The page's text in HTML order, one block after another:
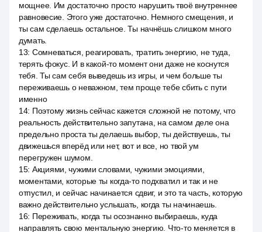
мощнее. Им достаточно просто нарушить твоё внутреннее
равновесие. Этого уже достаточно. Немного смещения, и
ты сам сделаешь остальное. Ты начнёшь слишком много
думать.
13: Сомневаться, реагировать, тратить энергию, не туда,
терять фокус. И в какой-то момент они даже не коснутся
тебя. Ты сам себя выведешь из игры, и чем больше ты
переживаешь о неважном, тем проще тебе сбить с пути
именно
14: Поэтому жизнь сейчас кажется сложной не потому, что
реальность действительно запутана, на самом деле она
предельно проста ты делаешь выбор, ты действуешь, ты
движешься вперёд или нет, вот и все, но твой ум
перегружен шумом.
15: Акциями, чужими словами, чужими эмоциями,
моментами, которые ты когда-то подхватил и так и не
отпустил, и сейчас начинается сдвиг, и это та часть, которую
важно действительно услышать, когда ты начинаешь.
16: Переживать, когда ты осознанно выбираешь, куда
направлять свою ментальную энергию. Что-то меняется в